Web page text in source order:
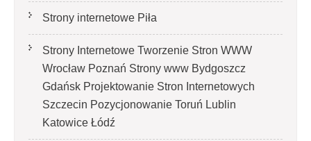
Strony internetowe Piła
Strony Internetowe Tworzenie Stron WWW
Wrocław Poznań Strony www Bydgoszcz
Gdańsk Projektowanie Stron Internetowych
Szczecin Pozycjonowanie Toruń Lublin
Katowice Łódź